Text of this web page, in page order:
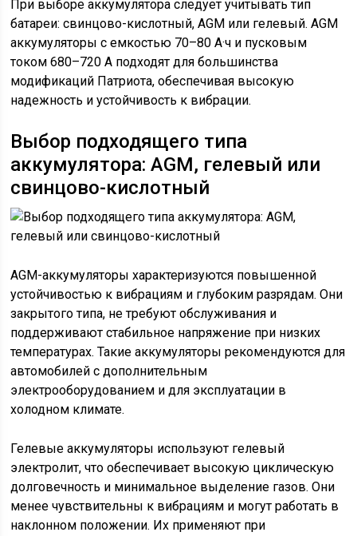
При выборе аккумулятора следует учитывать тип
батареи: свинцово-кислотный, AGM или гелевый. AGM
аккумуляторы с емкостью 70–80 А·ч и пусковым
током 680–720 А подходят для большинства
модификаций Патриота, обеспечивая высокую
надежность и устойчивость к вибрации.
Выбор подходящего типа
аккумулятора: AGM, гелевый или
свинцово-кислотный
AGM-аккумуляторы характеризуются повышенной
устойчивостью к вибрациям и глубоким разрядам. Они
закрытого типа, не требуют обслуживания и
поддерживают стабильное напряжение при низких
температурах. Такие аккумуляторы рекомендуются для
автомобилей с дополнительным
электрооборудованием и для эксплуатации в
холодном климате.
Гелевые аккумуляторы используют гелевый
электролит, что обеспечивает высокую циклическую
долговечность и минимальное выделение газов. Они
менее чувствительны к вибрациям и могут работать в
наклонном положении. Их применяют при